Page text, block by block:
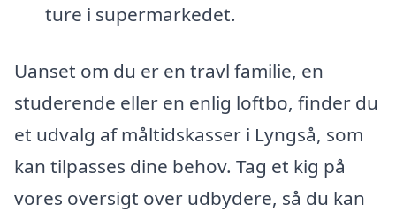
ture i supermarkedet.
Uanset om du er en travl familie, en
studerende eller en enlig loftbo, finder du
et udvalg af måltidskasser i Lyngså, som
kan tilpasses dine behov. Tag et kig på
vores oversigt over udbydere, så du kan